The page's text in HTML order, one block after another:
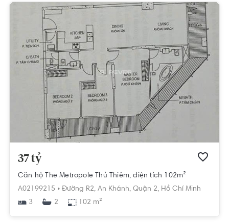
37 tỷ
Căn hộ The Metropole Thủ Thiêm, diện tích 102m²
A02199215 • Đường R2, An Khánh, Quận 2, Hồ Chí Minh
3
2 102 m²